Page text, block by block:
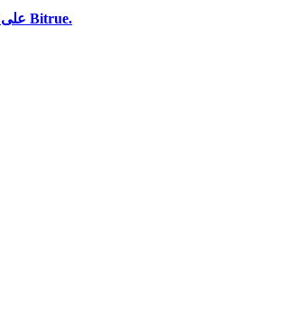
استخدم مجموعة متنوعة من خيارات الدفع لشراء BitTorrent على Bitrue.